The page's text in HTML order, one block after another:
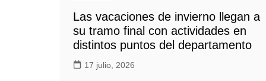
Las vacaciones de invierno llegan a
su tramo final con actividades en
distintos puntos del departamento
17 julio, 2026